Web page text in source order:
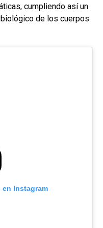
cumpliendo así un
de los cuerpos
en Instagram